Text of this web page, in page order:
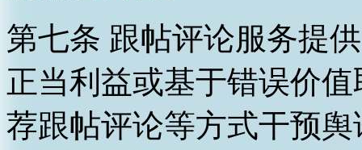
第七条 跟帖评论服务提
正当利益或基于错误价
荐跟帖评论等方式干预